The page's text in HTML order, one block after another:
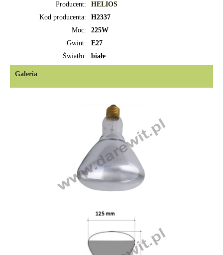
Producent:
HELIOS
Kod producenta:
H2337
Moc:
225W
Gwint:
E27
Światło:
białe
Galeria